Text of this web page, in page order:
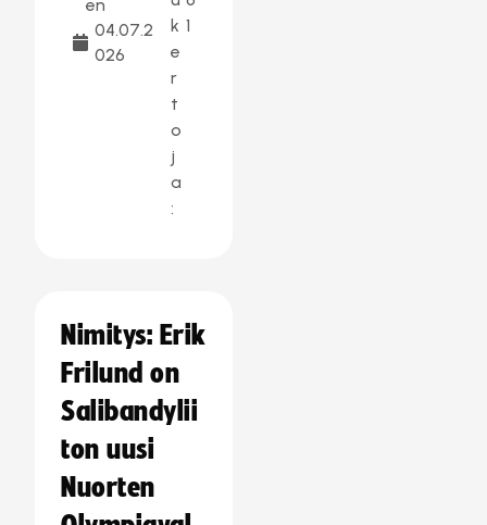
en
04.07.2
026
k
e
r
t
o
j
a
:
1
Nimitys: Erik
Frilund on
Salibandylii
ton uusi
Nuorten